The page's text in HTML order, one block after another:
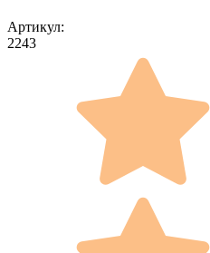
Артикул:
2243